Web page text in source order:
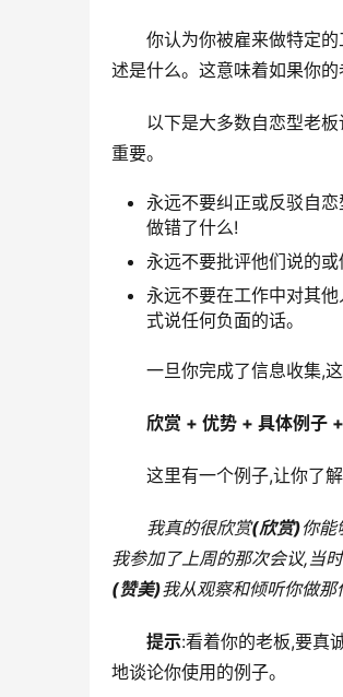
你认为你被雇来做特定
述是什么。这意味着如果你
以下是大多数自恋型老
重要。
永远不要纠正或反驳自
做错了什么!
永远不要批评他们说的或
永远不要在工作中对其
式说任何负面的话。
一旦你完成了信息收集,
欣赏 + 优势 + 具体例子
这里有一个例子,让你了
我真的很欣赏(欣赏)你能
我参加了上周的那次会议,当
(赞美)我从观察和倾听你做
提示:看着你的老板,要真
地谈论你使用的例子。